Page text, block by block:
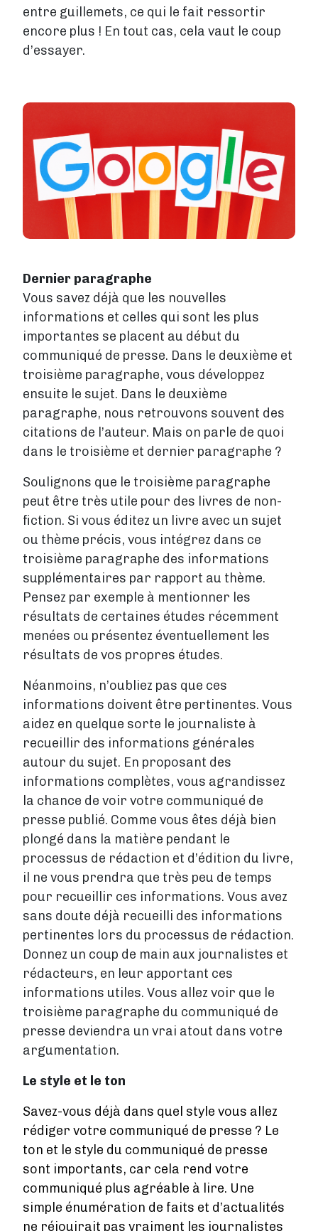
entre guillemets, ce qui le fait ressortir
encore plus ! En tout cas, cela vaut le coup
d’essayer.
Image
Dernier paragraphe
Vous savez déjà que les nouvelles
informations et celles qui sont les plus
importantes se placent au début du
communiqué de presse. Dans le deuxième et
troisième paragraphe, vous développez
ensuite le sujet. Dans le deuxième
paragraphe, nous retrouvons souvent des
citations de l’auteur. Mais on parle de quoi
dans le troisième et dernier paragraphe ?
Soulignons que le troisième paragraphe
peut être très utile pour des livres de non-
fiction. Si vous éditez un livre avec un sujet
ou thème précis, vous intégrez dans ce
troisième paragraphe des informations
supplémentaires par rapport au thème.
Pensez par exemple à mentionner les
résultats de certaines études récemment
menées ou présentez éventuellement les
résultats de vos propres études.
Néanmoins, n’oubliez pas que ces
informations doivent être pertinentes. Vous
aidez en quelque sorte le journaliste à
recueillir des informations générales
autour du sujet. En proposant des
informations complètes, vous agrandissez
la chance de voir votre communiqué de
presse publié. Comme vous êtes déjà bien
plongé dans la matière pendant le
processus de rédaction et d’édition du livre,
il ne vous prendra que très peu de temps
pour recueillir ces informations. Vous avez
sans doute déjà recueilli des informations
pertinentes lors du processus de rédaction.
Donnez un coup de main aux journalistes et
rédacteurs, en leur apportant ces
informations utiles. Vous allez voir que le
troisième paragraphe du communiqué de
presse deviendra un vrai atout dans votre
argumentation.
Le style et le ton
Savez-vous déjà dans quel style vous allez
rédiger votre communiqué de presse ? Le
ton et le style du communiqué de presse
sont importants, car cela rend votre
communiqué plus agréable à lire. Une
simple énumération de faits et d’actualités
ne réjouirait pas vraiment les journalistes